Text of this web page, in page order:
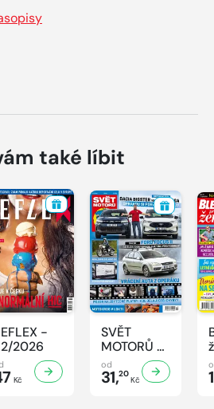
také líbit
-
2026
Kč
SVĚT
MOTORŮ -
32/2026
od
31,20
Kč